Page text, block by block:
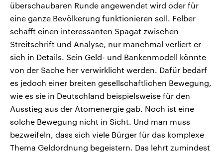
überschaubaren Runde angewendet wird oder für
eine ganze Bevölkerung funktionieren soll. Felber
schafft einen interessanten Spagat zwischen
Streitschrift und Analyse, nur manchmal verliert er
sich in Details. Sein Geld- und Bankenmodell könnte
von der Sache her verwirklicht werden. Dafür bedarf
es jedoch einer breiten gesellschaftlichen Bewegung,
wie es sie in Deutschland beispielsweise für den
Ausstieg aus der Atomenergie gab. Noch ist eine
solche Bewegung nicht in Sicht. Und man muss
bezweifeln, dass sich viele Bürger für das komplexe
Thema Geldordnung begeistern. Das lehrt zumindest